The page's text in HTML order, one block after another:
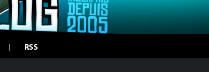
RSS